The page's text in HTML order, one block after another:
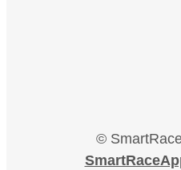
©